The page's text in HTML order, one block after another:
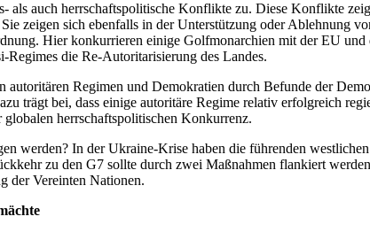
auch herrschaftspolitische Konflikte zu. Diese Konflikte
zeigen sich ebenfalls in der Unterstützung oder Ablehnung
Hier konkurrieren einige Golfmonarchien mit der EU
die Re-Autoritarisierung des Landes.
Regimen und Demokratien durch Befunde der
trägt bei, dass einige autoritäre Regime relativ erfolgreich
herrschaftspolitischen Konkurrenz.
werden? In der Ukraine-Krise haben die führenden
zu den G7 sollte durch zwei Maßnahmen flankiert
der Vereinten Nationen.